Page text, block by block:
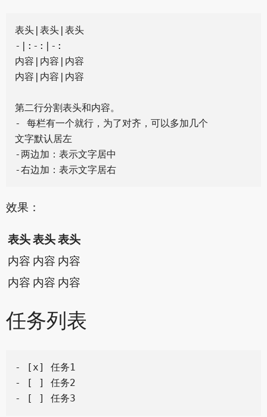
表头|表头|表头
-|:-:|-:
内容|内容|内容
内容|内容|内容
第二行分割表头和内容。
- 每栏有一个就行，为了对齐，可以多加几个
文字默认居左
-两边加：表示文字居中
效果：
表头表头表头
内容 内容 内容
内容 内容 内容
任务列表
- [x] 任务1
- [ ] 任务2